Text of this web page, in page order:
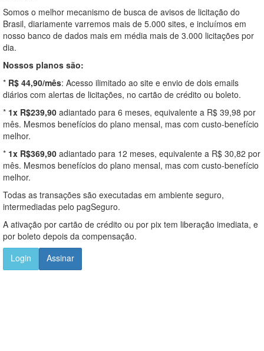
Somos o melhor mecanismo de busca de avisos de licitação do
Brasil, diariamente varremos mais de 5.000 sites, e incluímos em
nosso banco de dados mais em média mais de 3.000 licitações por
dia.
Nossos planos são:
* R$ 44,90/mês: Acesso ilimitado ao site e envio de dois emails
diários com alertas de licitações, no cartão de crédito ou boleto.
* 1x R$239,90 adiantado para 6 meses, equivalente a R$ 39,98 por
mês. Mesmos benefícios do plano mensal, mas com custo-benefício
melhor.
* 1x R$369,90 adiantado para 12 meses, equivalente a R$ 30,82 por
mês. Mesmos benefícios do plano mensal, mas com custo-benefício
melhor.
Todas as transações são executadas em ambiente seguro,
intermediadas pelo pagSeguro.
A ativação por cartão de crédito ou por pix tem liberação imediata, e
por boleto depois da compensação.
Login
Assinar